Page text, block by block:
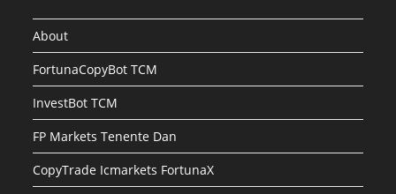
About
FortunaCopyBot TCM
InvestBot TCM
FP Markets Tenente Dan
CopyTrade Icmarkets FortunaX